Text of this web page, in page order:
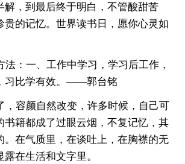
解，到最后终于明白，不管酸甜苦
贵的记忆。世界读书日，愿你心灵如
法：一、工作中学习，学习后工作，
习比学有效。——郭台铭
，容颜自然改变，许多时候，自己可
书籍都成了过眼云烟，不复记忆，其
。在气质里，在谈吐上，在胸襟的无
在生活和文字里。